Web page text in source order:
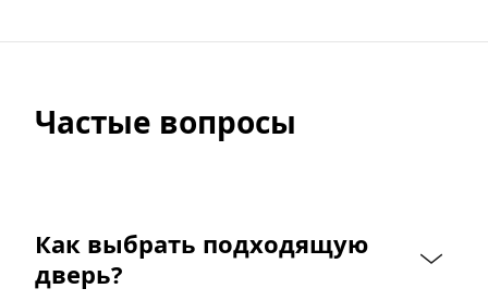
Частые вопросы
Как выбрать подходящую
дверь?